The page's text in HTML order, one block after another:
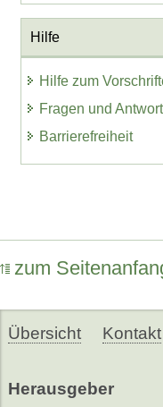
Hilfe
Hilfe zum
Fragen und
Barrierefreiheit
zum
Übersicht Kontakt
Herausgeber